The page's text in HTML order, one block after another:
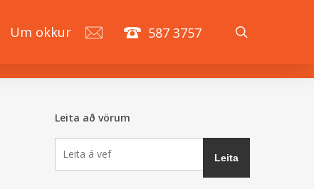
Um okkur 587 3757
Leita að vörum